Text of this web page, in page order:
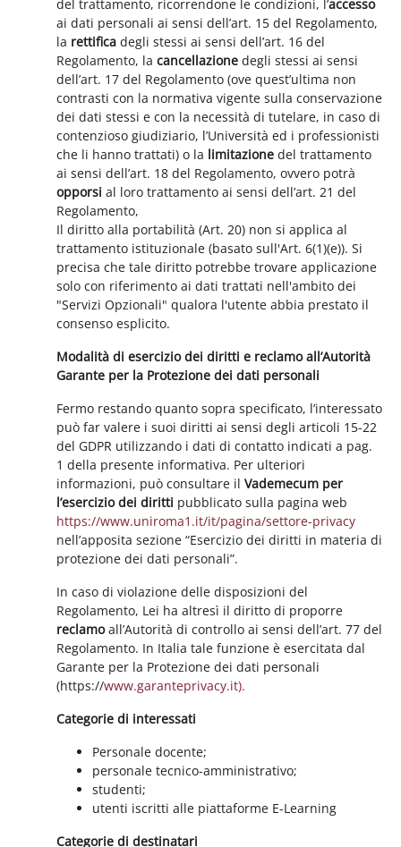
del trattamento, ricorrendone le condizioni, l’accesso
ai dati personali ai sensi dell’art. 15 del Regolamento,
la rettificadegli stessi ai sensi dell’art. 16 del
Regolamento, lacancellazione degli stessi ai sensi
dell’art. 17 del Regolamento (ove quest’ultima non
contrasti con la normativa vigente sulla conservazione
dei dati stessi e con la necessità di tutelare, in caso di
contenzioso giudiziario, l’Università ed i professionisti
che li hanno trattati) o la limitazione del trattamento
ai sensi dell’art. 18 del Regolamento, ovvero potrà
opporsi al loro trattamento ai sensi dell’art. 21 del
Regolamento,
Il diritto alla portabilità (Art. 20) non si applica al
trattamento istituzionale (basato sull'Art. 6(1)(e)). Si
precisa che tale diritto potrebbe trovare applicazione
solo con riferimento ai dati trattati nell'ambito dei
"Servizi Opzionali" qualora l'utente abbia prestato il
consenso esplicito.
Modalità di esercizio dei diritti e reclamo all’Autorità
Garante per la Protezione dei dati personali
Fermo restando quanto sopra specificato, l’interessato
può far valere i suoi diritti ai sensi degli articoli 15-22
del GDPR utilizzando i dati di contatto indicati a pag.
1 della presente informativa. Per ulteriori
informazioni, può consultare ilVademecum per
l’esercizio dei diritti pubblicato sulla pagina web
https://www.uniroma1.it/it/pagina/settore-privacy
nell’apposita sezione “Esercizio dei diritti in materia di
protezione dei dati personali”.
In caso di violazione delle disposizioni del
Regolamento, Lei ha altresì il diritto di proporre
reclamoall’Autorità di controllo ai sensi dell’art. 77 del
Regolamento. In Italia tale funzione è esercitata dal
Garante per la Protezione dei dati personali
(https://www.garanteprivacy.it).
Categorie di interessati
Personale docente;
personale tecnico-amministrativo;
studenti;
utenti iscritti alle piattaforme E-Learning
Categorie di destinatari